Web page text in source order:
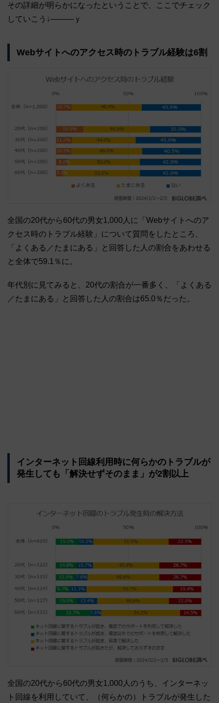
その詳細が明らかになったということで、ここでチェック
していこう↓―――ｙ
Webサイトへのアクセス時のトラブル経験は6割
全国の20代から60代の男女1,000人に「Webサイトへのア
クセス時のトラブル経験」について質問をしたところ、
「よくある／たまにある」と回答した人の割合をあわせる
と全体で59.1％に。
年代別に見てみると、20代の割合が一番多く、「よくある
／たまにある」と回答した人の割合は65.0％だった。
インターネット回線利用時に何らかのトラブルが
発生しても「解決せずそのまま」が2割以上
全国の20代から60代の男女1,000人のうち、インターネッ
ト回線を利用していて、（何らかの）トラブルが発生した